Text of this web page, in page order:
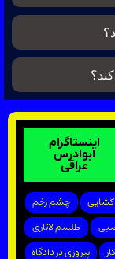
چشم زخم
طلسم لاتاری
در دادگاه